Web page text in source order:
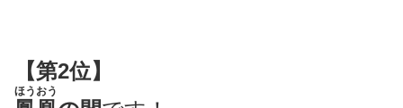
【第2位】
ほうおう